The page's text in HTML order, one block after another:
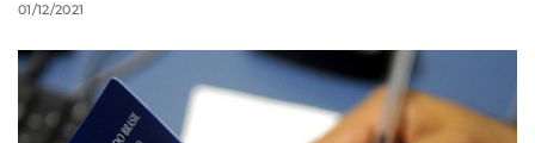
01/12/2021